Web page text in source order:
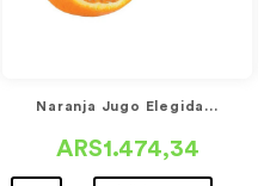
Naranja Jugo Elegida...
ARS1.474,34